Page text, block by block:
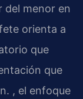
del menor en
orienta a
que
que
, el enfoque